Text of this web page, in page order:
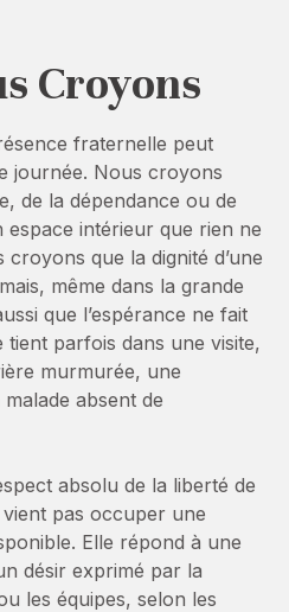
Croyons
fraternelle peut
journée. Nous croyons
de la dépendance ou de
espace intérieur que rien ne
que la dignité d’une
même dans la grande
que l’espérance ne fait
tient parfois dans une visite,
murmurée, une
absent de
absolu de la liberté de
vient pas occuper une
Elle répond à une
désir exprimé par la
les équipes, selon les